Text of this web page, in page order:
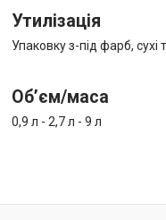
Утилізація
Упаковку з-під фарб, сухі
Об’єм/маса
0,9 л - 2,7 л - 9 л